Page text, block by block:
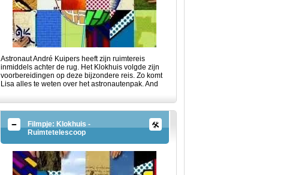
Astronaut André Kuipers heeft zijn ruimtereis
inmiddels achter de rug. Het Klokhuis volgde zijn
voorbereidingen op deze bijzondere reis. Zo komt
Lisa alles te weten over het astronautenpak. And
Filmpje: Klokhuis -
Ruimtetelescoop